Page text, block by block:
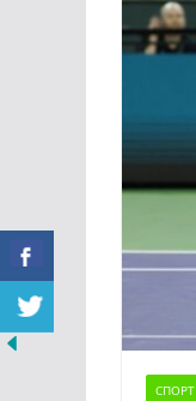
СПОРТ